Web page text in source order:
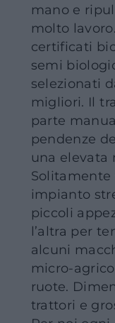
mano e
molto
certificati
semi
selezionati
migliori. Il
parte
pendenze
una elevata
impianto
piccoli
l’altra per
alcuni
micro-
ruote.
trattori e